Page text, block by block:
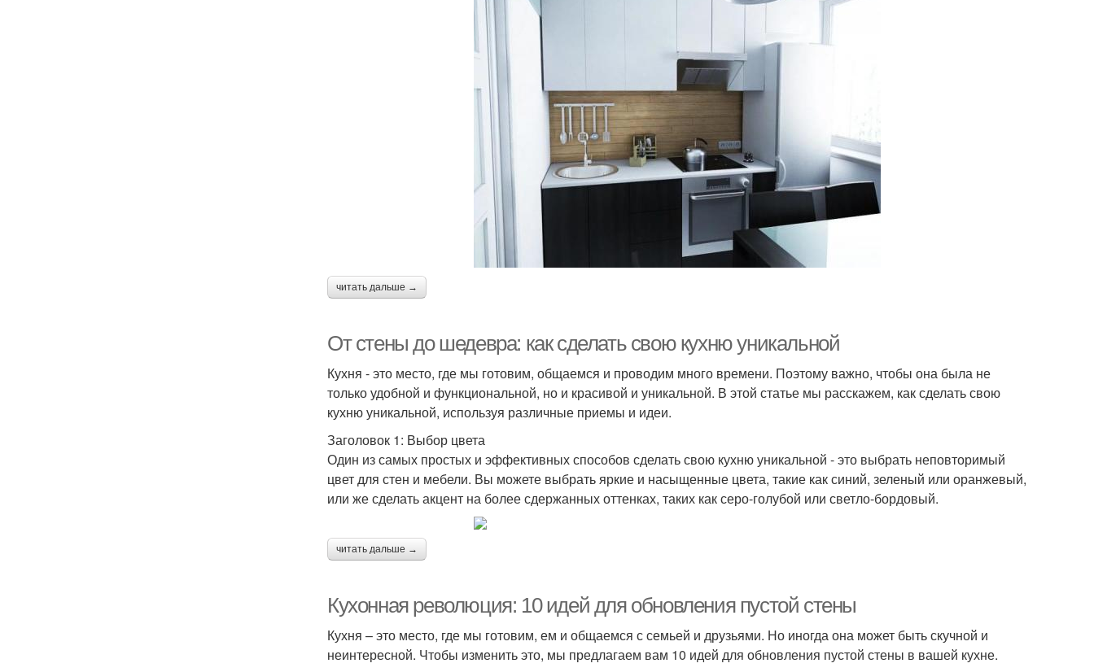
читать дальше →
От стены до шедевра: как сделать свою кухню уникальной
Кухня - это место, где мы готовим, общаемся и проводим много времени. Поэтому важно, чтобы она была не
только удобной и функциональной, но и красивой и уникальной. В этой статье мы расскажем, как сделать свою
кухню уникальной, используя различные приемы и идеи.
Заголовок 1: Выбор цвета
Один из самых простых и эффективных способов сделать свою кухню уникальной - это выбрать неповторимый
цвет для стен и мебели. Вы можете выбрать яркие и насыщенные цвета, такие как синий, зеленый или оранжевый,
или же сделать акцент на более сдержанных оттенках, таких как серо-голубой или светло-бордовый.
читать дальше →
Кухонная революция: 10 идей для обновления пустой стены
Кухня – это место, где мы готовим, ем и общаемся с семьей и друзьями. Но иногда она может быть скучной и
неинтересной. Чтобы изменить это, мы предлагаем вам 10 идей для обновления пустой стены в вашей кухне.